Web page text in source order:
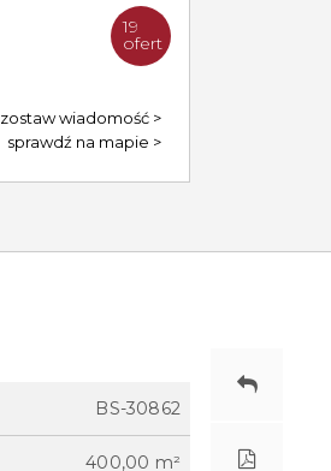
19
ofert
zostaw wiadomość
sprawdź na mapie
BS-30862
400,00 m²